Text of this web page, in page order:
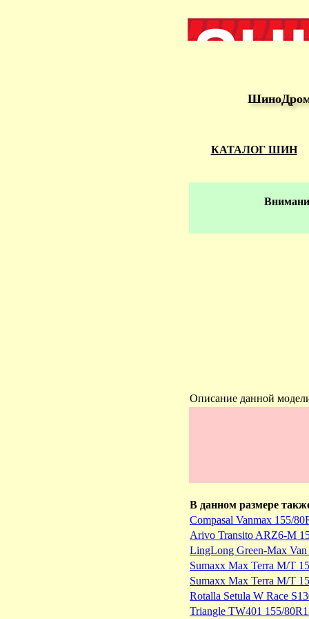
ШиноДром
КАТАЛОГ ШИН
Описание данной
В данном размере
Compasal Vanmax 155/
Arivo Transito ARZ6-M
LingLong Green-Max
Sumaxx Max Terra M/T
Sumaxx Max Terra M/T
Rotalla Setula W Race
Triangle TW401 155/